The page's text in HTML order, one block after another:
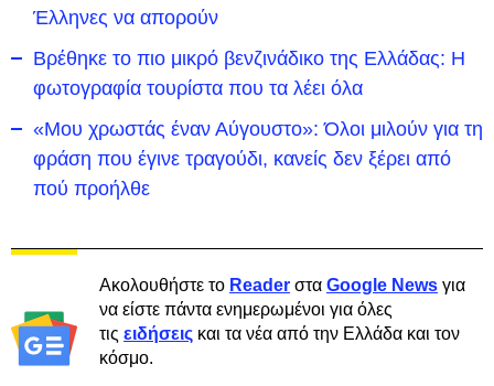
Έλληνες να απορούν
Βρέθηκε το πιο μικρό βενζινάδικο της Ελλάδας: Η
φωτογραφία τουρίστα που τα λέει όλα
«Μου χρωστάς έναν Αύγουστο»: Όλοι μιλούν για τη
φράση που έγινε τραγούδι, κανείς δεν ξέρει από
πού προήλθε
Ακολουθήστε το Reader στα Google News για
να είστε πάντα ενημερωμένοι για όλες
τις ειδήσεις και τα νέα από την Ελλάδα και τον
κόσμο.